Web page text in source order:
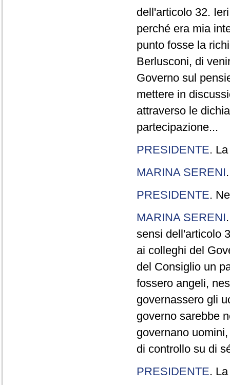
dell'articolo 32.
perché era mia
punto fosse la
Berlusconi, di
Governo sul
mettere in
attraverso le
partecipazione...
PRESIDENTE.
MARINA SERENI
PRESIDENTE.
MARINA SERENI
sensi dell'articolo
ai colleghi del
del Consiglio un
fossero angeli,
governassero gli
governo sarebbe
governano
di controllo su di
PRESIDENTE.